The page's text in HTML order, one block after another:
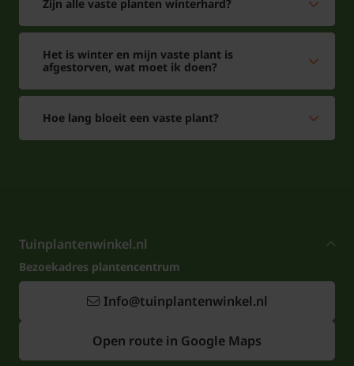
verdraagt zeewind. De smalle overhangende,
middengroene bladeren van deze Carex foliosissima
'Irish Green' blijven in de winter zijn kleur behouden.
Zijn alle vaste planten winterhard?
Het is winter en mijn vaste plant is
afgestorven, wat moet ik doen?
Hoe lang bloeit een vaste plant?
Tuinplantenwinkel.nl
Bezoekadres plantencentrum
Info@tuinplantenwinkel.nl
Open route in Google Maps